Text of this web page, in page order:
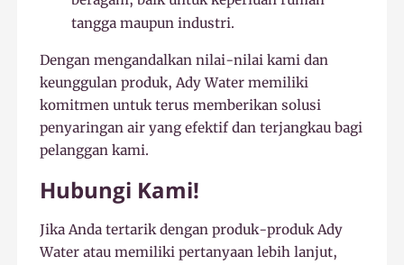
tangga maupun industri.
Dengan mengandalkan nilai-nilai kami dan
keunggulan produk, Ady Water memiliki
komitmen untuk terus memberikan solusi
penyaringan air yang efektif dan terjangkau bagi
pelanggan kami.
Hubungi Kami!
Jika Anda tertarik dengan produk-produk Ady
Water atau memiliki pertanyaan lebih lanjut,